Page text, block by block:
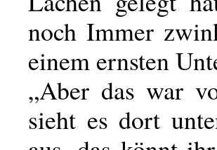
noch Immer
einem ernsten
„Aber das war
sieht es dort